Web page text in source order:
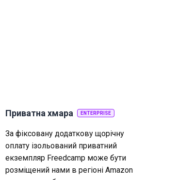
Приватна хмара ENTERPRISE
За фіксовану додаткову щорічну
оплату ізольований приватний
екземпляр Freedcamp може бути
розміщений нами в регіоні Amazon